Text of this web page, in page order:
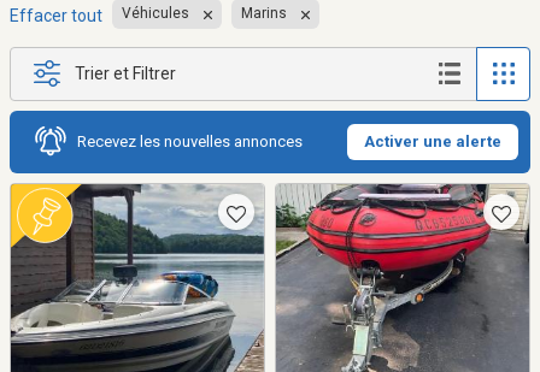
Effacer tout Véhicules Marins
Trier et Filtrer
Recevez les nouvelles annonces Activer une alerte